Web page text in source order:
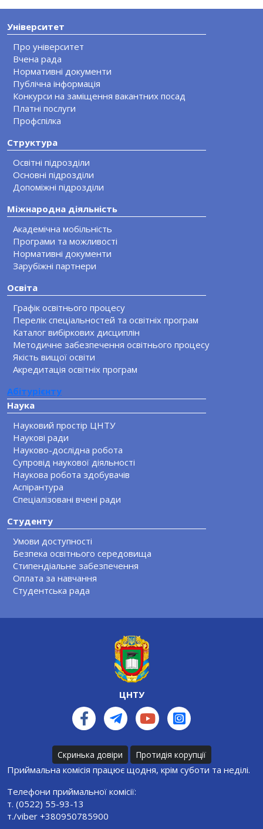
Університет
Про університет
Вчена рада
Нормативні документи
Публічна інформація
Конкурси на заміщення вакантних посад
Платні послуги
Профспілка
Структура
Освітні підрозділи
Основні підрозділи
Допоміжні підрозділи
Міжнародна діяльність
Академічна мобільність
Програми та можливості
Нормативні документи
Зарубіжні партнери
Освіта
Графік освітнього процесу
Перелік спеціальностей та освітніх програм
Каталог вибіркових дисциплін
Методичне забезпечення освітнього процесу
Якість вищої освіти
Акредитація освітніх програм
Абітурієнту
Наука
Науковий простір ЦНТУ
Наукові ради
Науково-дослідна робота
Супровід наукової діяльності
Наукова робота здобувачів
Аспірантура
Спеціалізовані вчені ради
Студенту
Умови доступності
Безпека освітнього середовища
Стипендіальне забезпечення
Оплата за навчання
Студентська рада
ЦНТУ
Скринька довіри Протидія корупції
Приймальна комісія працює щодня, крім суботи та неділі.
Телефони приймальної комісії:
т. (0522) 55-93-13
т./viber +380950785900